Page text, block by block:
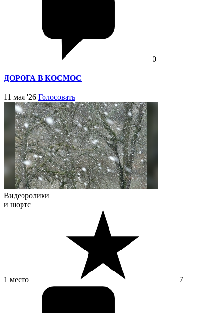
0
ДОРОГА В КОСМОС
11 мая '26 Голосовать
Видеоролики
и шортс
1 место 7